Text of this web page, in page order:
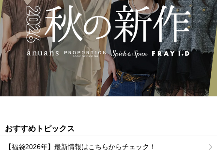
おすすめトピックス
【福袋2026年】最新情報はこちらからチェック！